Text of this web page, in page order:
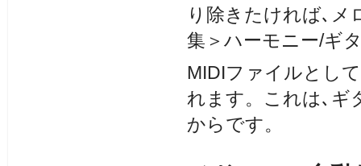
り除きたければ､メ
集＞ハーモニー/ギ
MIDIファイルとし
れます。これは､ギ
からです。